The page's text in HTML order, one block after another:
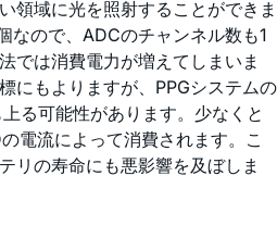
領域に光を照射することができま
なので、ADCのチャンネル数も1
では消費電力が増えてしまいま
にもよりますが、PPGシステムの
る可能性があります。少なくと
電流によって消費されます。こ
リの寿命にも悪影響を及ぼしま